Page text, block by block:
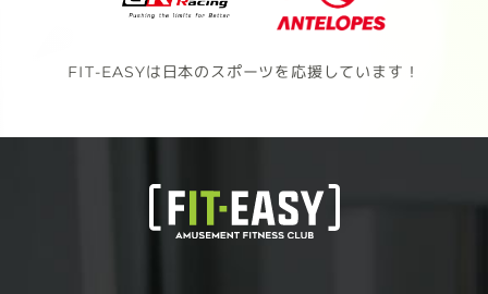
FIT-EASYは日本のスポーツを応援しています！